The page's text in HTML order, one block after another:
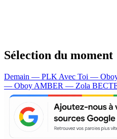
Sélection du moment
Demain — PLK Avec Toi —
— Oboy AMBER — Zola